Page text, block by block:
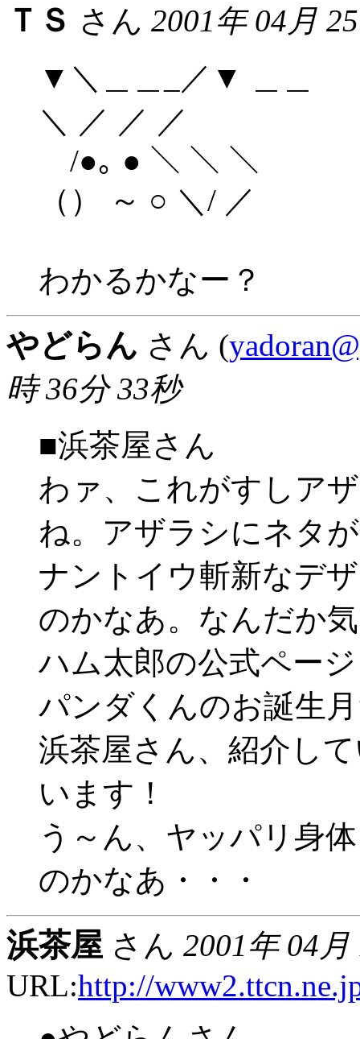
ＴＳ さん 2001年 04月
▼＼＿＿_／▼ ＿＿
＼ ／ ／ ／
/●｡ ● ＼ ＼ ＼
（） ～ ○ ＼/ ／
わかるかなー？
やどらん さん (
時 36分 33秒
■浜茶屋さん
わァ、これがすしア
ね。アザラシにネタ
ナントイウ斬新なデ
のかなあ。なんだか
ハム太郎の公式ペー
パンダくんのお誕生
浜茶屋さん、紹介し
います！
う～ん、ヤッパリ身
のかなあ・・・
浜茶屋 さん 2001年 04
URL:http://